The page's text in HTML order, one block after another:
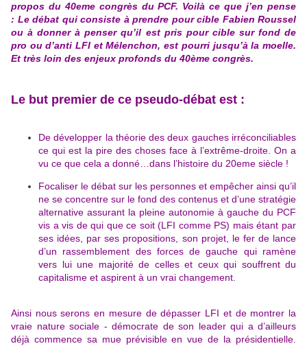
propos du 40eme congrès du PCF. Voilà ce que j’en pense
: Le débat qui consiste à prendre pour cible Fabien Roussel
ou à donner à penser qu’il est pris pour cible sur fond de
pro ou d’anti LFI et Mélenchon, est pourri jusqu’à la moelle.
Et très loin des enjeux profonds du 40ème congrès.
Le but premier de ce pseudo-débat est :
De développer la théorie des deux gauches irréconciliables
ce qui est la pire des choses face à l’extrême-droite. On a
vu ce que cela a donné…dans l’histoire du 20eme siècle !
Focaliser le débat sur les personnes et empêcher ainsi qu’il
ne se concentre sur le fond des contenus et d’une stratégie
alternative assurant la pleine autonomie à gauche du PCF
vis a vis de qui que ce soit (LFI comme PS) mais étant par
ses idées, par ses propositions, son projet, le fer de lance
d’un rassemblement des forces de gauche qui ramène
vers lui une majorité de celles et ceux qui souffrent du
capitalisme et aspirent à un vrai changement.
Ainsi nous serons en mesure de dépasser LFI et de montrer la
vraie nature sociale - démocrate de son leader qui a d’ailleurs
déjà commence sa mue prévisible en vue de la présidentielle.